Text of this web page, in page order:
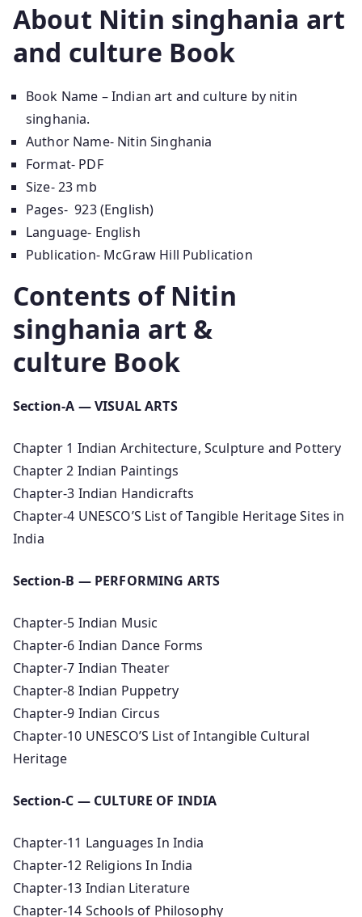
About Nitin singhania art
and culture Book
Book Name – Indian art and culture by nitin
singhania.
Author Name- Nitin Singhania
Format- PDF
Size- 23 mb
Pages- 923 (English)
Language- English
Publication- McGraw Hill Publication
Contents ofNitin
singhania art &
culture Book
Section-A — VISUAL ARTS
Chapter 1 Indian Architecture, Sculpture and Pottery
Chapter 2 Indian Paintings
Chapter-3 Indian Handicrafts
Chapter-4 UNESCO’S List of Tangible Heritage Sites in
India
Section-B — PERFORMING ARTS
Chapter-5 Indian Music
Chapter-6 Indian Dance Forms
Chapter-7 Indian Theater
Chapter-8 Indian Puppetry
Chapter-9 Indian Circus
Chapter-10 UNESCO’S List of Intangible Cultural
Heritage
Section-C — CULTURE OF INDIA
Chapter-11 Languages In India
Chapter-12 Religions In India
Chapter-13 Indian Literature
Chapter-14 Schools of Philosophy